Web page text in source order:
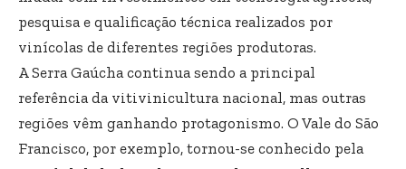
pesquisa e qualificação técnica realizados por
vinícolas de diferentes regiões produtoras.
A Serra Gaúcha continua sendo a principal
referência da vitivinicultura nacional, mas outras
regiões vêm ganhando protagonismo. O Vale do São
Francisco, por exemplo, tornou-se conhecido pela